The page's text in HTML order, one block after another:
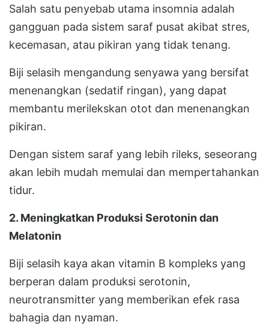
Salah satu penyebab utama insomnia adalah
gangguan pada sistem saraf pusat akibat stres,
kecemasan, atau pikiran yang tidak tenang.
Biji selasih mengandung senyawa yang bersifat
menenangkan (sedatif ringan), yang dapat
membantu merilekskan otot dan menenangkan
pikiran.
Dengan sistem saraf yang lebih rileks, seseorang
akan lebih mudah memulai dan mempertahankan
tidur.
2. Meningkatkan Produksi Serotonin dan
Melatonin
Biji selasih kaya akan vitamin B kompleks yang
berperan dalam produksi serotonin,
neurotransmitter yang memberikan efek rasa
bahagia dan nyaman.